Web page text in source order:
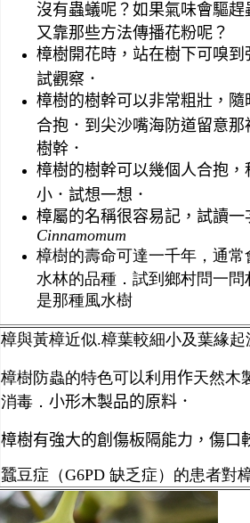
沒有蟲蟻呢？如果氣味會驅趕
又靠那些方法傳播花粉呢？
樟樹開花時，站在樹下可嗅到
試觀察．
樟樹的樹幹可以非常粗壯，隨
合抱．到尖沙嘴海防道留意那
樹幹．
樟樹的樹幹可以幾個人合抱，
小．試想一想．
樟屬的名稱很容易記， 試讀一
Cinnamomum
樟樹的壽命可達一千年，通常
水林的品種．試到鄉村問一問
是那種風水樹
樟與黃樟近似.樟葉較細小及葉緣
樟樹防蟲的特色可以利用作天然木
消毒． 小形木製品的原料．
樟樹有強大的創傷板隔能力，傷口
蠶豆症（G6PD 缺乏症）的患者對